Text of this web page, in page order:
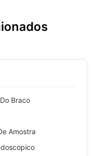
Braco
Amostra